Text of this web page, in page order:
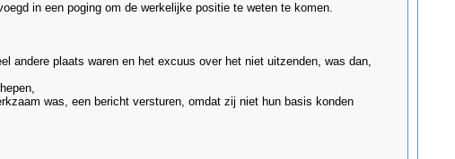
in een poging om de werkelijke positie te weten te komen.
andere plaats waren en het excuus over het niet uitzenden, was dan,
was, een bericht versturen, omdat zij niet hun basis konden